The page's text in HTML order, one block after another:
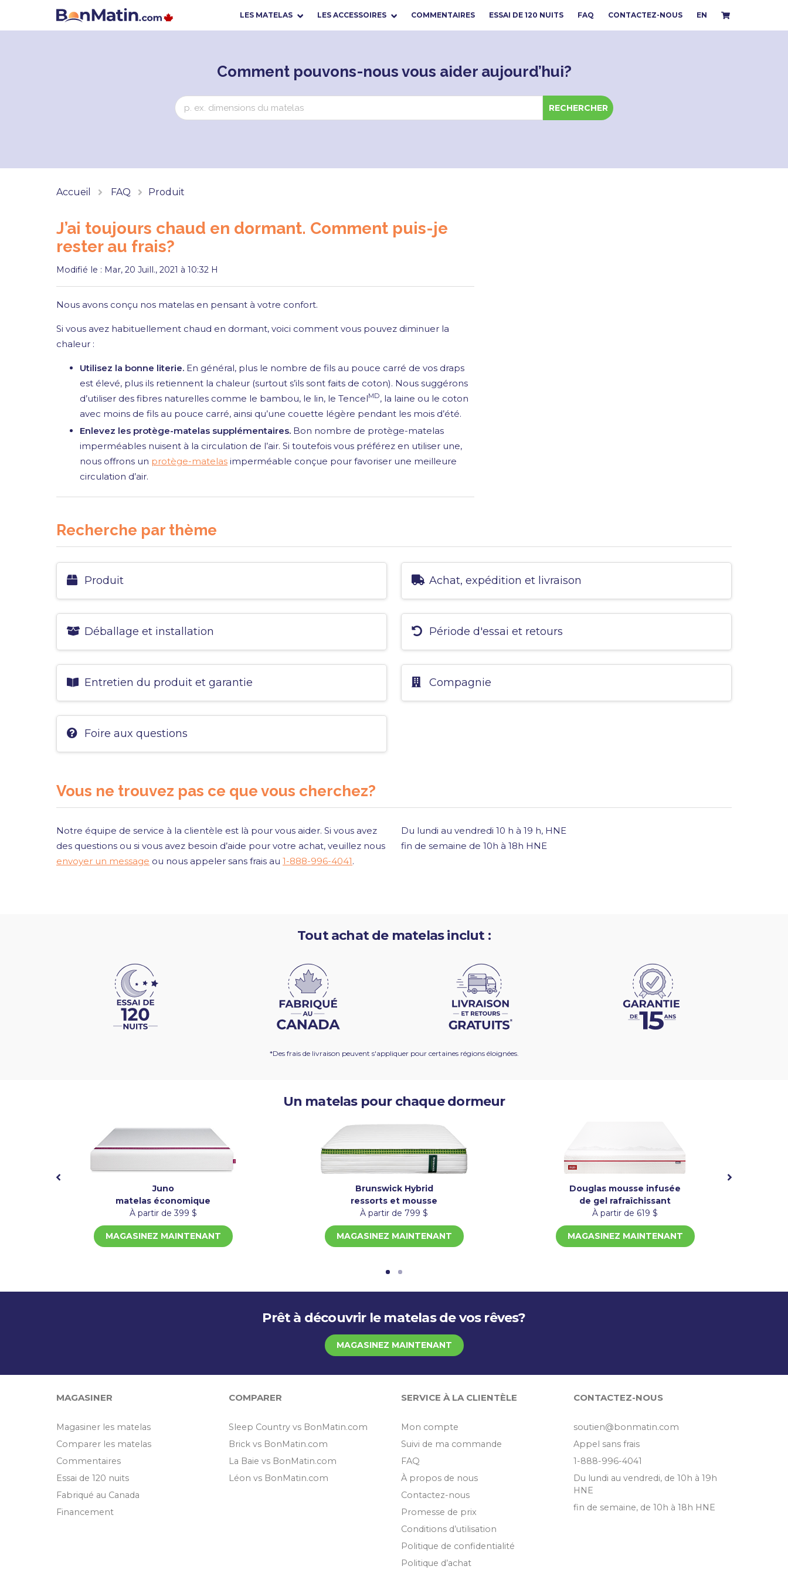
LES MATELAS LES ACCESSOIRES COMMENTAIRES ESSAI DE 120 NUITS FAQ CONTACTEZ-NOUS EN
Comment pouvons-nous vous aider aujourd’hui?
RECHERCHER
Accueil FAQ Produit
J’ai toujours chaud en dormant. Comment puis-je
rester au frais?
Modifié le : Mar, 20 Juill., 2021 à 10:32 H
Nous avons conçu nos matelas en pensant à votre confort.
Si vous avez habituellement chaud en dormant, voici comment vous pouvez diminuer la
chaleur :
Utilisez la bonne literie. En général, plus le nombre de fils au pouce carré de vos draps
est élevé, plus ils retiennent la chaleur (surtout s’ils sont faits de coton). Nous suggérons
d’utiliser des fibres naturelles comme le bambou, le lin, le TencelMD, la laine ou le coton
avec moins de fils au pouce carré, ainsi qu’une couette légère pendant les mois d’été.
Enlevez les protège-matelas supplémentaires. Bon nombre de protège-matelas
imperméables nuisent à la circulation de l’air. Si toutefois vous préférez en utiliser une,
nous offrons un protège-matelas imperméable conçue pour favoriser une meilleure
circulation d’air.
Recherche par thème
Produit Achat, expédition et livraison
Déballage et installation Période d'essai et retours
Entretien du produit et garantie Compagnie
Foire aux questions
Vous ne trouvez pas ce que vous cherchez?
Notre équipe de service à la clientèle est là pour vous aider. Si vous avez
des questions ou si vous avez besoin d’aide pour votre achat, veuillez nous
envoyer un message ou nous appeler sans frais au 1-888-996-4041.
Du lundi au vendredi 10 h à 19 h, HNE
fin de semaine de 10h à 18h HNE
Tout achat de matelas inclut :
*Des frais de livraison peuvent s'appliquer pour certaines régions éloignées.
Un matelas pour chaque dormeur
Juno
matelas économique
À partir de 399 $
MAGASINEZ MAINTENANT
Brunswick Hybrid
ressorts et mousse
À partir de 799 $
MAGASINEZ MAINTENANT
Douglas mousse infusée
de gel rafraîchissant
À partir de 619 $
MAGASINEZ MAINTENANT
Prêt à découvrir le matelas de vos rêves?
MAGASINEZ MAINTENANT
MAGASINER
Magasiner les matelas
Comparer les matelas
Commentaires
Essai de 120 nuits
Fabriqué au Canada
Financement
COMPARER
Sleep Country vs BonMatin.com
Brick vs BonMatin.com
La Baie vs BonMatin.com
Léon vs BonMatin.com
SERVICE À LA CLIENTÈLE
Mon compte
Suivi de ma commande
FAQ
À propos de nous
Contactez-nous
Promesse de prix
Conditions d’utilisation
Politique de confidentialité
Politique d’achat
CONTACTEZ-NOUS
soutien@bonmatin.com
Appel sans frais
1-888-996-4041
Du lundi au vendredi, de 10h à 19h
HNE
fin de semaine, de 10h à 18h HNE